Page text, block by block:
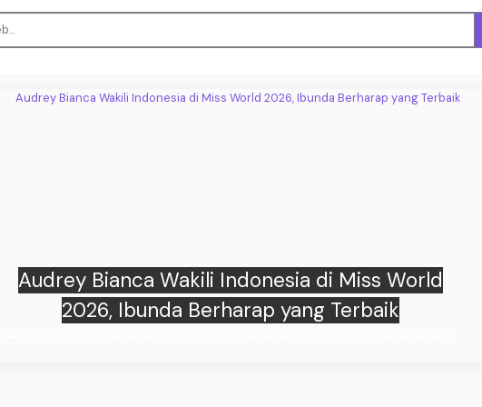
Bahaya Mengumbar Aib di Media Sosial, Begini
Penjelasannya!